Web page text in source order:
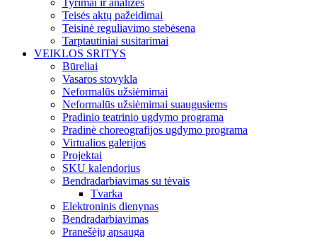
Tyrimai ir analizės
Teisės aktų pažeidimai
Teisinė reguliavimo stebėsena
Tarptautiniai susitarimai
VEIKLOS SRITYS
Būreliai
Vasaros stovykla
Neformalūs užsiėmimai
Neformalūs užsiėmimai suaugusiems
Pradinio teatrinio ugdymo programa
Pradinė choreografijos ugdymo programa
Virtualios galerijos
Projektai
SKU kalendorius
Bendradarbiavimas su tėvais
Tvarka
Elektroninis dienynas
Bendradarbiavimas
Pranešėjų apsauga